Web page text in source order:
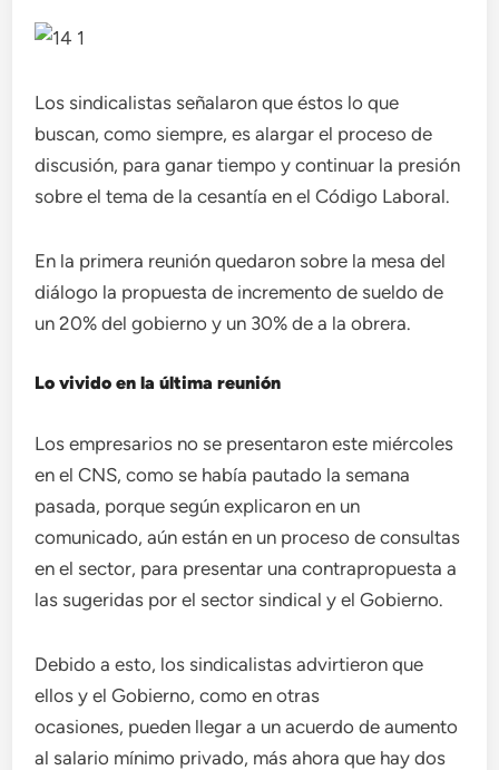
Los sindicalistas señalaron que éstos lo que
buscan, como siempre, es alargar el proceso de
discusión, para ganar tiempo y continuar la presión
sobre el tema de la cesantía en el Código Laboral.
En la primera reunión quedaron sobre la mesa del
diálogo la propuesta de incremento de sueldo de
un 20% del gobierno y un 30% de a la obrera.
Lo vivido en la última reunión
Los empresarios no se presentaron este miércoles
en el CNS, como se había pautado la semana
pasada, porque según explicaron en un
comunicado, aún están en un proceso de consultas
en el sector, para presentar una contrapropuesta a
las sugeridas por el sector sindical y el Gobierno.
Debido a esto, los sindicalistas advirtieron que
ellos y el Gobierno, como en otras
ocasiones, pueden llegar a un acuerdo de aumento
al salario mínimo privado, más ahora que hay dos